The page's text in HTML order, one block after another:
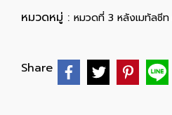
หมวดหมู่ : หมวดที่ 3 หลังเมทัลชี
Share